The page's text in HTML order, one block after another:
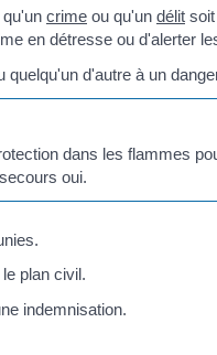
crime ou qu'un délit
en détresse ou d'alerter
d'autre à un
dans les flammes
oui.
plan civil.
indemnisation.